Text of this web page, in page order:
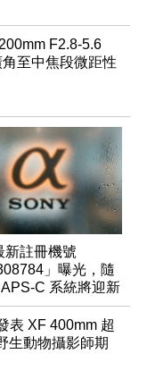
F2.8-5.6
至中焦段微距性
新註冊機號
」曝光，隨
C 系統將迎新
表 XF 400mm 超
生動物攝影師期